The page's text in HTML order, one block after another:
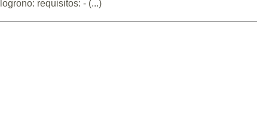
requisitos: - (...)